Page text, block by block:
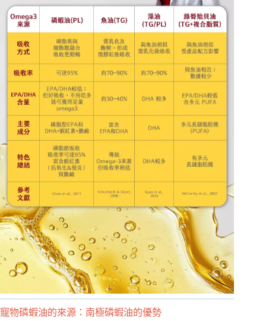
寵物磷蝦油的來源：南極磷蝦油的優勢